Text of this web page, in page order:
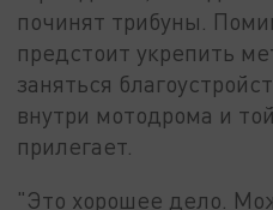
починят трибуны.
предстоит укрепить
заняться
внутри мотодрома и
прилегает.
"Это хорошее дело.